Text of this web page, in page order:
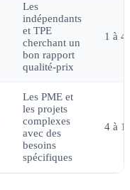
Les
indépendants
et TPE
cherchant un
bon rapport
qualité-prix
1 à 4
Les PME et
les projets
complexes
avec des
besoins
spécifiques
4 à